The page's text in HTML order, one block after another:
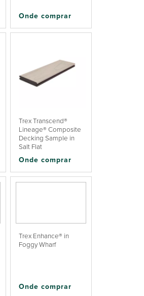
Onde comprar
Trex Transcend®
Lineage® Composite
Decking Sample in
Salt Flat
Onde comprar
Trex Enhance® in
Foggy Wharf
Onde comprar